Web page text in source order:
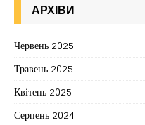
АРХІВИ
Червень 2025
Травень 2025
Квітень 2025
Серпень 2024